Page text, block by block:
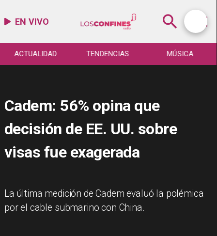
EN VIVO
ACTUALIDAD TENDENCIAS MÚSICA
Cadem: 56% opina que
decisión de EE. UU. sobre
visas fue exagerada
La última medición de Cadem evaluó la polémica
por el cable submarino con China.